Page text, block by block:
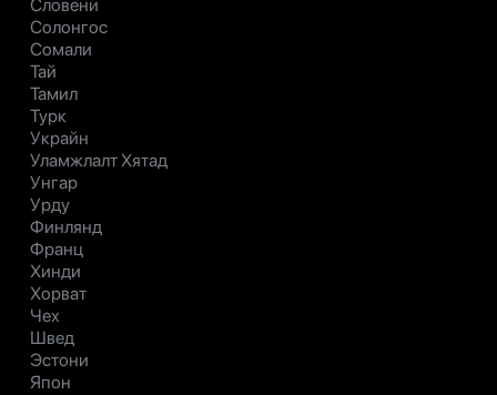
Словени
Солонгос
Сомали
Тай
Тамил
Турк
Украйн
Уламжлалт Хятад
Унгар
Урду
Финлянд
Франц
Хинди
Хорват
Чех
Швед
Эстони
Япон